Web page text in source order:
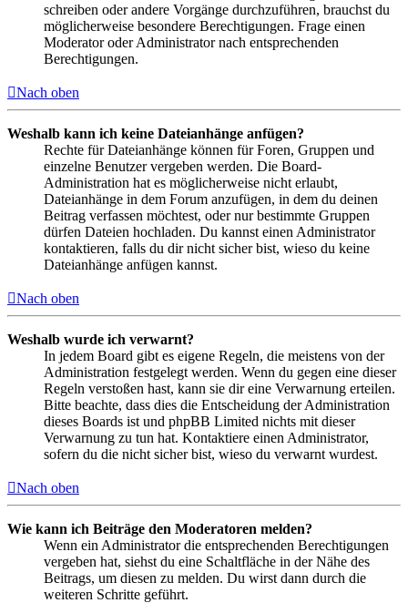
schreiben oder andere Vorgänge durchzuführen, brauchst du
möglicherweise besondere Berechtigungen. Frage einen
Moderator oder Administrator nach entsprechenden
Berechtigungen.
Nach oben
Weshalb kann ich keine Dateianhänge anfügen?
Rechte für Dateianhänge können für Foren, Gruppen und
einzelne Benutzer vergeben werden. Die Board-
Administration hat es möglicherweise nicht erlaubt,
Dateianhänge in dem Forum anzufügen, in dem du deinen
Beitrag verfassen möchtest, oder nur bestimmte Gruppen
dürfen Dateien hochladen. Du kannst einen Administrator
kontaktieren, falls du dir nicht sicher bist, wieso du keine
Dateianhänge anfügen kannst.
Nach oben
Weshalb wurde ich verwarnt?
In jedem Board gibt es eigene Regeln, die meistens von der
Administration festgelegt werden. Wenn du gegen eine dieser
Regeln verstoßen hast, kann sie dir eine Verwarnung erteilen.
Bitte beachte, dass dies die Entscheidung der Administration
dieses Boards ist und phpBB Limited nichts mit dieser
Verwarnung zu tun hat. Kontaktiere einen Administrator,
sofern du die nicht sicher bist, wieso du verwarnt wurdest.
Nach oben
Wie kann ich Beiträge den Moderatoren melden?
Wenn ein Administrator die entsprechenden Berechtigungen
vergeben hat, siehst du eine Schaltfläche in der Nähe des
Beitrags, um diesen zu melden. Du wirst dann durch die
weiteren Schritte geführt.